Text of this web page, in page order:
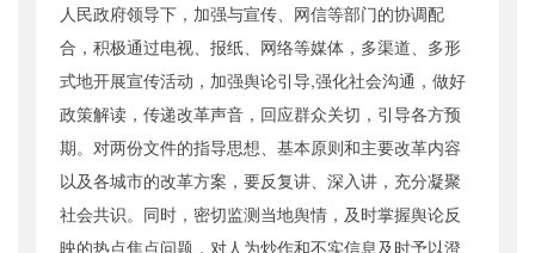
人民政府领导下，加强与宣传、网信等部门的协调配
合，积极通过电视、报纸、网络等媒体，多渠道、多形
式地开展宣传活动，加强舆论引导,强化社会沟通，做好
政策解读，传递改革声音，回应群众关切，引导各方预
期。对两份文件的指导思想、基本原则和主要改革内容
以及各城市的改革方案，要反复讲、深入讲，充分凝聚
社会共识。同时，密切监测当地舆情，及时掌握舆论反
映的热点焦点问题，对人为炒作和不实信息及时予以澄